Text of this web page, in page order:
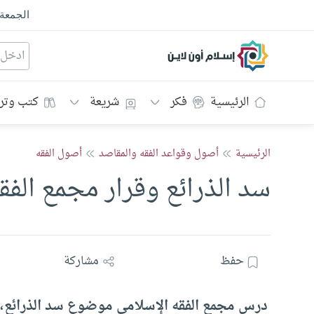
إسلام أون لاين
الرئيسية فكر شريعة كتب
الرئيسية أصول وقواعد الفقه والمقاصد أصول الفقه
سد الذرائع وقرار مجمع
حفظ مشاركة
درس مجمع الفقه الإسلامي موضوع سد الذرائع،